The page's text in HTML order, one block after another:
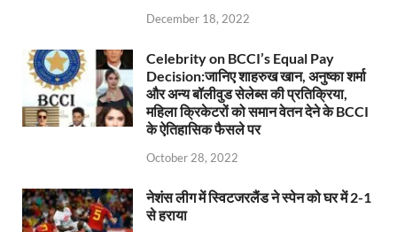
December 18, 2022
Celebrity on BCCI’s Equal Pay
Decision:जानिए शाहरुख खान, अनुष्का शर्मा
और अन्य बॉलीवुड सेलेब्स की प्रतिक्रिया,
महिला क्रिकेटरों को समान वेतन देने के BCCI
के ऐतिहासिक फैसले पर
October 28, 2022
नेशंस लीग में स्विटजरलैंड ने स्पेन को घर में 2-1
से हराया